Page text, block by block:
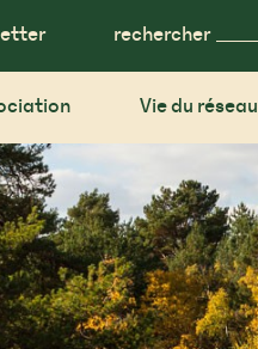
rechercher
Vie du réseau